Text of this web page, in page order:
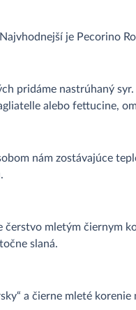
je Pecorino
pridáme nastrúhaný
alebo fettucine,
nám zostávajúce
čerstvo mletým čiernym
slaná.
a čierne mleté